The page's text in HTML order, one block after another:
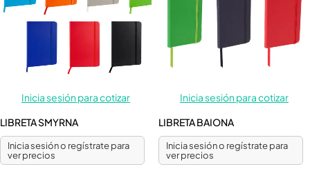
Inicia sesión para cotizar
LIBRETA SMYRNA
Inicia sesión o regístrate para
ver precios
Inicia sesión para cotizar
LIBRETA BAIONA
Inicia sesión o regístrate para
ver precios